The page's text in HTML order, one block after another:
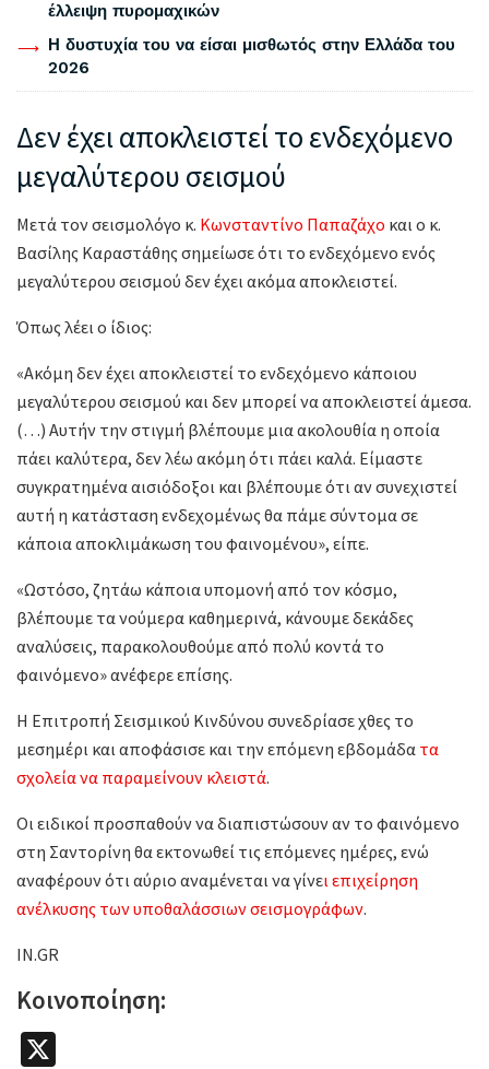
έλλειψη πυρομαχικών
Η δυστυχία του να είσαι μισθωτός στην Ελλάδα του
2026
Δεν έχει αποκλειστεί το ενδεχόμενο
μεγαλύτερου σεισμού
Μετά τον σεισμολόγο κ. Κωνσταντίνο Παπαζάχο και ο κ.
Βασίλης Καραστάθης σημείωσε ότι το ενδεχόμενο ενός
μεγαλύτερου σεισμού δεν έχει ακόμα αποκλειστεί.
Όπως λέει ο ίδιος:
«Ακόμη δεν έχει αποκλειστεί το ενδεχόμενο κάποιου
μεγαλύτερου σεισμού και δεν μπορεί να αποκλειστεί άμεσα.
(…) Αυτήν την στιγμή βλέπουμε μια ακολουθία η οποία
πάει καλύτερα, δεν λέω ακόμη ότι πάει καλά. Είμαστε
συγκρατημένα αισιόδοξοι και βλέπουμε ότι αν συνεχιστεί
αυτή η κατάσταση ενδεχομένως θα πάμε σύντομα σε
κάποια αποκλιμάκωση του φαινομένου», είπε.
«Ωστόσο, ζητάω κάποια υπομονή από τον κόσμο,
βλέπουμε τα νούμερα καθημερινά, κάνουμε δεκάδες
αναλύσεις, παρακολουθούμε από πολύ κοντά το
φαινόμενο» ανέφερε επίσης.
Η Επιτροπή Σεισμικού Κινδύνου συνεδρίασε χθες το
μεσημέρι και αποφάσισε και την επόμενη εβδομάδα τα
σχολεία να παραμείνουν κλειστά.
Οι ειδικοί προσπαθούν να διαπιστώσουν αν το φαινόμενο
στη Σαντορίνη θα εκτονωθεί τις επόμενες ημέρες, ενώ
αναφέρουν ότι αύριο αναμένεται να γίνει επιχείρηση
ανέλκυσης των υποθαλάσσιων σεισμογράφων.
IN.GR
Κοινοποίηση: